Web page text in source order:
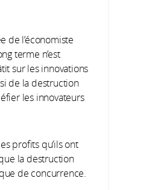
de l’économiste
terme n’est
sur les innovations
de la destruction
les innovateurs
profits qu’ils ont
la destruction
de concurrence.